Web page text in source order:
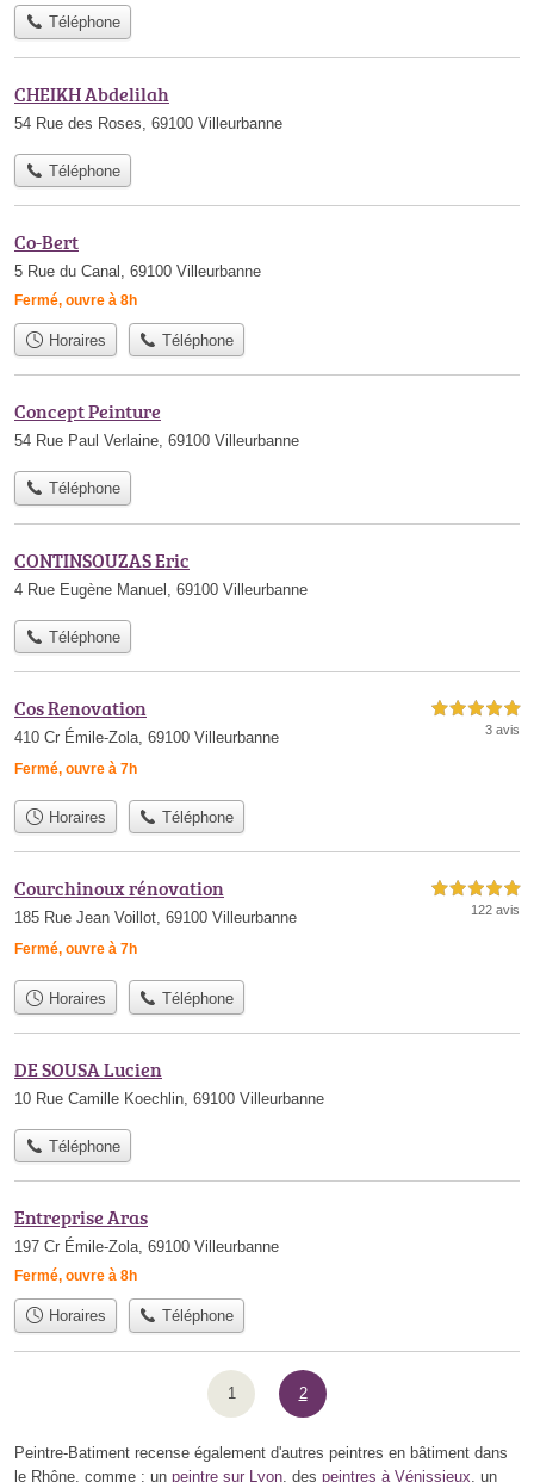
Téléphone
CHEIKH Abdelilah
54 Rue des Roses, 69100 Villeurbanne
Téléphone
Co-Bert
5 Rue du Canal, 69100 Villeurbanne
Fermé, ouvre à 8h
Horaires Téléphone
Concept Peinture
54 Rue Paul Verlaine, 69100 Villeurbanne
Téléphone
CONTINSOUZAS Eric
4 Rue Eugène Manuel, 69100 Villeurbanne
Téléphone
Cos Renovation
410 Cr Émile-Zola, 69100 Villeurbanne
Fermé, ouvre à 7h
5,0 étoiles sur 5
3 avis
Horaires Téléphone
Courchinoux rénovation
185 Rue Jean Voillot, 69100 Villeurbanne
Fermé, ouvre à 7h
5,0 étoiles sur 5
122 avis
Horaires Téléphone
DE SOUSA Lucien
10 Rue Camille Koechlin, 69100 Villeurbanne
Téléphone
Entreprise Aras
197 Cr Émile-Zola, 69100 Villeurbanne
Fermé, ouvre à 8h
Horaires Téléphone
1 2
Peintre-Batiment recense également d'autres peintres en bâtiment dans
le Rhône, comme : un peintre sur Lyon , des peintres à Vénissieux , un